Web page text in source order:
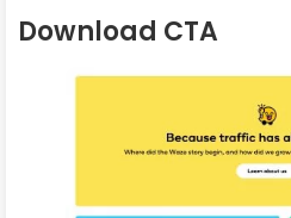
Download CTA